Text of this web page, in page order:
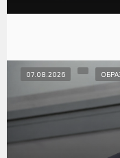
07.08.2026